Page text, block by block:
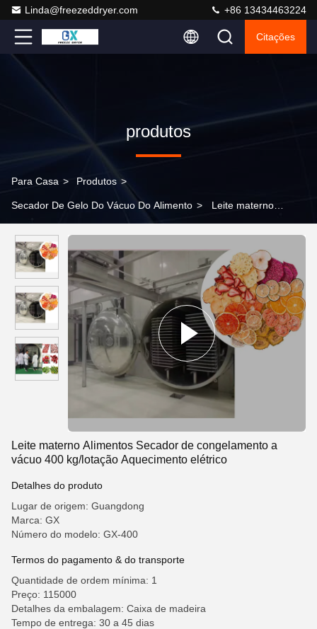
Linda@freezeddryer.com +86 13434463224
Citações
produtos
Para Casa > Produtos >
Secador De Gelo Do Vácuo Do Alimento > Leite materno
Aquecimento elétrico
Leite materno Alimentos Secador de congelamento a
vácuo 400 kg/lotação Aquecimento elétrico
Detalhes do produto
Lugar de origem: Guangdong
Marca: GX
Número do modelo: GX-400
Termos do pagamento & do transporte
Quantidade de ordem mínima: 1
Preço: 115000
Detalhes da embalagem: Caixa de madeira
Tempo de entrega: 30 a 45 dias